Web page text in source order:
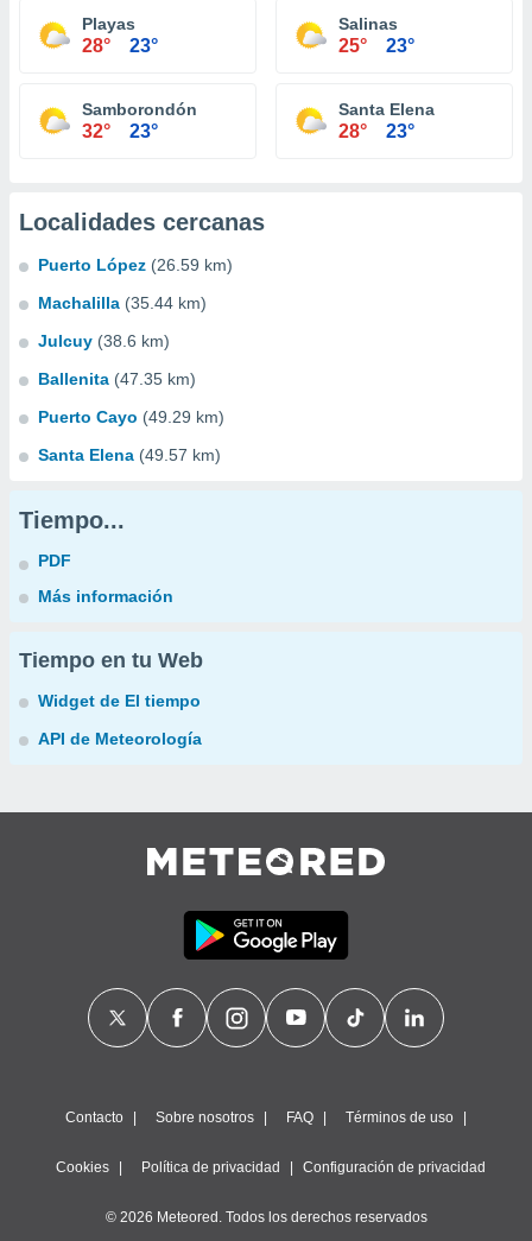
Playas
28° 23°
Salinas
25° 23°
Samborondón
32° 23°
Santa Elena
28° 23°
Localidades cercanas
Puerto López (26.59 km)
Machalilla (35.44 km)
Julcuy (38.6 km)
Ballenita (47.35 km)
Puerto Cayo (49.29 km)
Santa Elena (49.57 km)
Tiempo...
PDF
Más información
Tiempo en tu Web
Widget de El tiempo
API de Meteorología
Contacto Sobre nosotros FAQ Términos de uso
Cookies Política de privacidad Configuración de privacidad
© 2026 Meteored. Todos los derechos reservados